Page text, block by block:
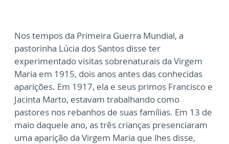
Nos tempos da Primeira Guerra Mundial, a
pastorinha Lúcia dos Santos disse ter
experimentado visitas sobrenaturais da Virgem
Maria em 1915, dois anos antes das conhecidas
aparições. Em 1917, ela e seus primos Francisco e
Jacinta Marto, estavam trabalhando como
pastores nos rebanhos de suas famílias. Em 13 de
maio daquele ano, as três crianças presenciaram
uma aparição da Virgem Maria que lhes disse,